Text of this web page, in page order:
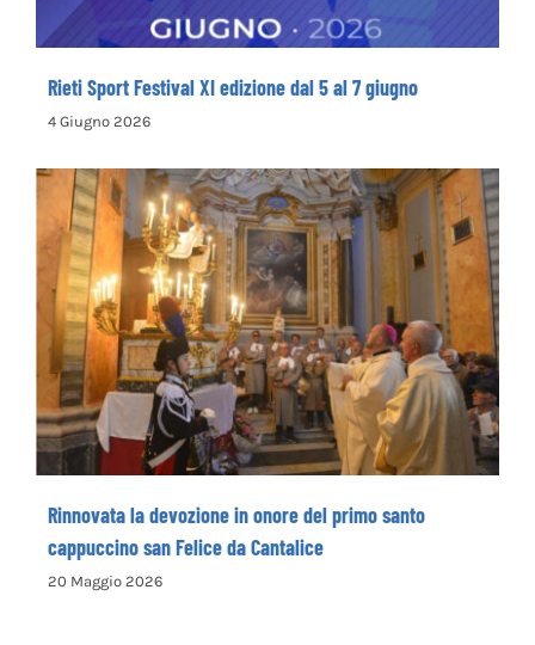
Rieti Sport Festival XI edizione dal 5 al 7 giugno
4 Giugno 2026
Rinnovata la devozione in onore del primo
santo cappuccino san Felice da Cantalice
Rinnovata la devozione in onore del primo santo
cappuccino san Felice da Cantalice
20 Maggio 2026